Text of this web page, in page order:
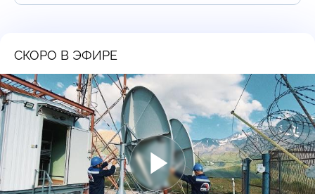
СКОРО В ЭФИРЕ
Воспроизвести